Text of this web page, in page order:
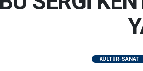
KÜLTÜR-SANAT